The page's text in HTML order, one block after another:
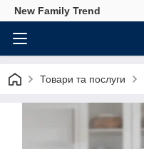
New Family Trend
Товари та послуги